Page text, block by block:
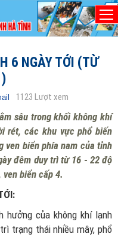
6 NGÀY TỚI (TỪ
1123 Lượt xem
sâu trong khối không khí
rét, các khu vực phổ biến
ven biển phía nam của tỉnh
đêm duy trì từ 16 - 22 độ
ven biển cấp 4.
hưởng của không khí lạnh
trạng thái nhiều mây, phổ